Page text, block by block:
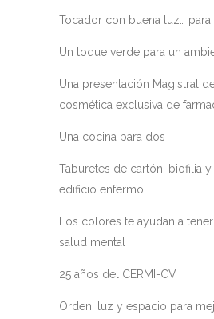
Tocador con buena luz…
Un toque verde para un
Una presentación Magistral
cosmética exclusiva de
Una cocina para dos
Taburetes de cartón, biofilia
edificio enfermo
Los colores te ayudan a
salud mental
25 años del CERMI-CV
Orden, luz y espacio para